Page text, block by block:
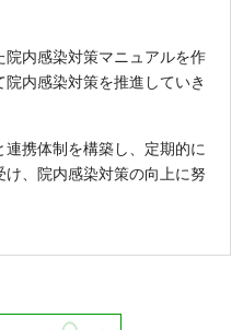
院内感染対策マニュアルを作
内感染対策を推進していき
携体制を構築し、定期的に
、院内感染対策の向上に努